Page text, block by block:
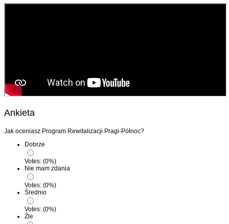
Ankieta
Jak oceniasz Program Rewitalizacji Pragi-Północ?
Dobrze
Votes: (0%)
Nie mam zdania
Votes: (0%)
Średnio
Votes: (0%)
Źle